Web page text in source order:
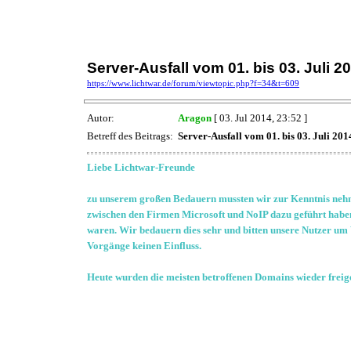
Server-Ausfall vom 01. bis 03. Juli
https://www.lichtwar.de/forum/viewtopic.php?f=34&t=609
Autor: Aragon [ 03. Jul 2014, 23:52 ]
Betreff des Beitrags: Server-Ausfall vom 01. bis 03. Juli
Liebe Lichtwar-Freunde
zu unserem großen Bedauern mussten wir zur Kenntnis
zwischen den Firmen Microsoft und NoIP dazu geführt
waren. Wir bedauern dies sehr und bitten unsere Nutzer
Vorgänge keinen Einfluss.
Heute wurden die meisten betroffenen Domains wieder